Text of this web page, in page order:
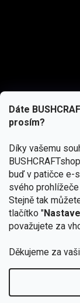
Dáte
prosím?
Díky vašemu
buď v patičce e-
svého prohlížeče
Stejně tak
tlačítko "
považujete za
Děkujeme za
podmínkami
Copyright